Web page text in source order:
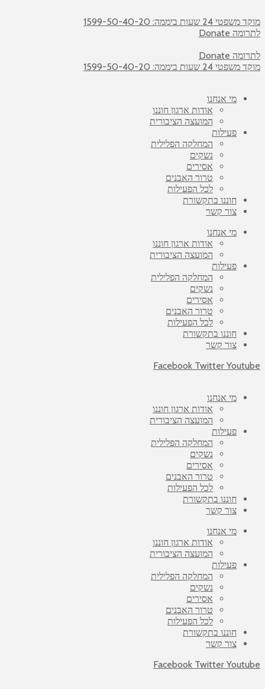
מוקד משפטי 24 שעות ביממה: 1599-50-40-20
לתרומה Donate
לתרומה Donate
מוקד משפטי 24 שעות ביממה: 1599-50-40-20
מי אנחנו
אודות ארגון חוננו
המועצה הציבורית
פעילות
המחלקה הפלילית
נשקים
אסירים
טרור האבנים
לכל הפעילות
חוננו בתקשורת
צור קשר
מי אנחנו
אודות ארגון חוננו
המועצה הציבורית
פעילות
המחלקה הפלילית
נשקים
אסירים
טרור האבנים
לכל הפעילות
חוננו בתקשורת
צור קשר
Facebook Twitter Youtube
מי אנחנו
אודות ארגון חוננו
המועצה הציבורית
פעילות
המחלקה הפלילית
נשקים
אסירים
טרור האבנים
לכל הפעילות
חוננו בתקשורת
צור קשר
מי אנחנו
אודות ארגון חוננו
המועצה הציבורית
פעילות
המחלקה הפלילית
נשקים
אסירים
טרור האבנים
לכל הפעילות
חוננו בתקשורת
צור קשר
Facebook Twitter Youtube